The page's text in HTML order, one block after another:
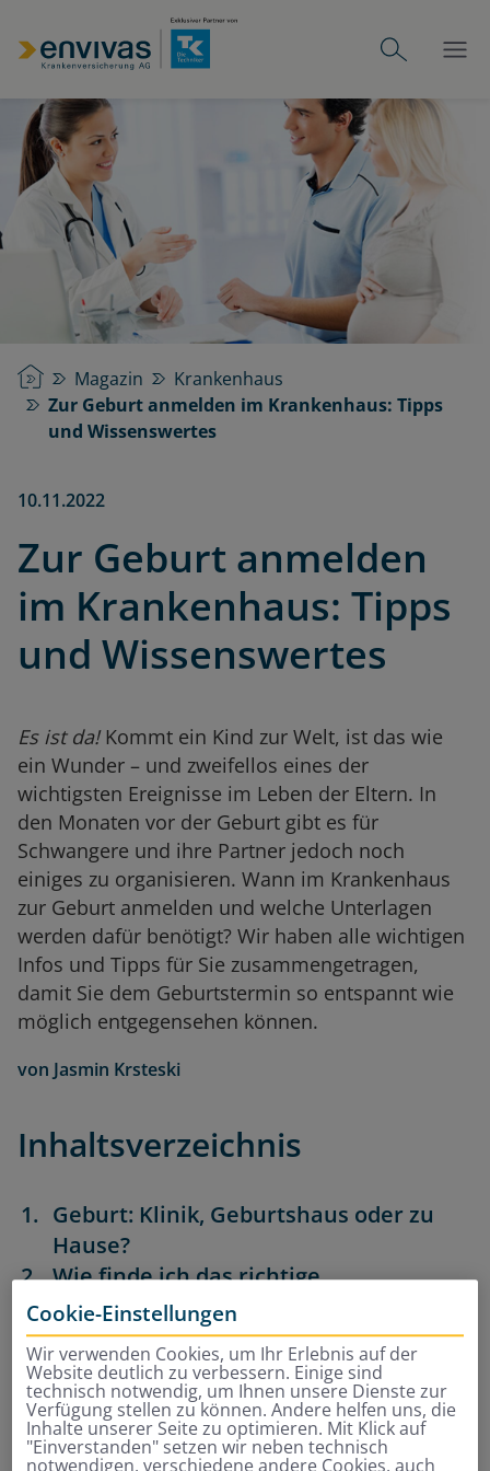
StartseiteMagazin
Krankenhaus
Zur Geburt anmelden im Krankenhaus: Tipps
und Wissenswertes
10.11.2022
Zur Geburt anmelden
im Krankenhaus: Tipps
und Wissenswertes
Es ist da!Kommt ein Kind zur Welt, ist das wie
ein Wunder – und zweifellos eines der
wichtigsten Ereignisse im Leben der Eltern. In
den Monaten vor der Geburt gibt es für
Schwangere und ihre Partner jedoch noch
einiges zu organisieren. Wann im Krankenhaus
zur Geburt anmelden und welche Unterlagen
werden dafür benötigt? Wir haben alle wichtigen
Infos und Tipps für Sie zusammengetragen,
damit Sie dem Geburtstermin so entspannt wie
möglich entgegensehen können.
von Jasmin Krsteski
Inhaltsverzeichnis
Geburt: Klinik, Geburtshaus oder zu
Hause?
Wie finde ich das richtige
Krankenhaus?
Mit oder ohne angeschlossener
Kinderklinik?
Wann zur Geburt anmelden?
Wie läuft die Anmeldung im
Krankenhaus ab?
Cookie-Einstellungen
Wir verwenden Cookies, um Ihr Erlebnis auf der
Website deutlich zu verbessern. Einige sind
technisch notwendig, um Ihnen unsere Dienste zur
Verfügung stellen zu können. Andere helfen uns, die
Inhalte unserer Seite zu optimieren. Mit Klick auf
"Einverstanden" setzen wir neben technisch
notwendigen, verschiedene andere Cookies, auch